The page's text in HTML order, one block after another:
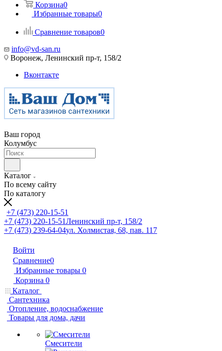
Корзина0
Избранные товары0
Сравнение товаров0
info@vd-san.ru
Воронеж, Ленинский пр-т, 158/2
Вконтакте
Ваш город
Колумбус
Каталог
По всему сайту
По каталогу
+7 (473) 220-15-51
+7 (473) 220-15-51Ленинский пр-т, 158/2
+7 (473) 239-64-04ул. Холмистая, 68, пав. 117
Войти
Сравнение0
Избранные товары 0
Корзина 0
Каталог
Сантехника
Отопление, водоснабжение
Товары для дома, дачи
Смесители